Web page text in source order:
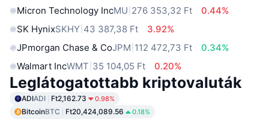
Micron Technology IncMU 276 353,32 Ft
0.44%
SK HynixSKHY 43 387,38 Ft
3.92%
JPmorgan Chase & CoJPM 112 472,73 Ft
0.34%
Walmart IncWMT 35 104,05 Ft 0.20%
Leglátogatottabb kriptovaluták
ADIADI Ft2,162.73 0.98%
BitcoinBTC Ft20,424,089.56 0.18%